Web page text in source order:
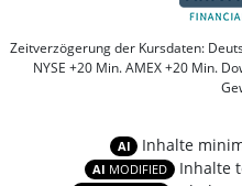
Zeitverzögerung der Kursdaten:
NYSE +20 Min. AMEX +20 Min.
AI Inhalte
AI MODIFIED Inhalte